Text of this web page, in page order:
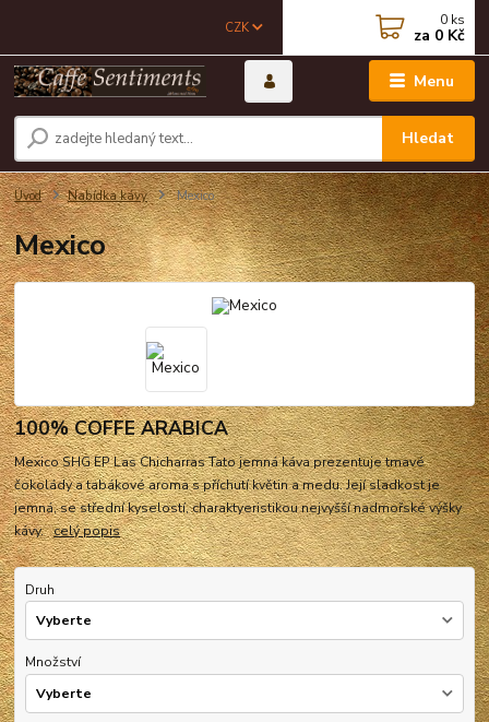
Menu
CZK
Hledat
0 ks
za 0 Kč
Úvod Nabídka kávy Mexico
Mexico
100% COFFE ARABICA
Mexico SHG EP Las Chicharras Tato jemná káva prezentuje tmavé
čokolády a tabákové aroma s příchutí květin a medu. Její sladkost je
jemná, se střední kyselostí, charaktyeristikou nejvyšší nadmořské výšky
kávy.celý popis
Druh
Množství